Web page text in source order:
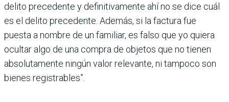
delito precedente y definitivamente ahí no se dice cuál
es el delito precedente. Además, si la factura fue
puesta a nombre de un familiar, es falso que yo quiera
ocultar algo de una compra de objetos que no tienen
absolutamente ningún valor relevante, ni tampoco son
bienes registrables”.